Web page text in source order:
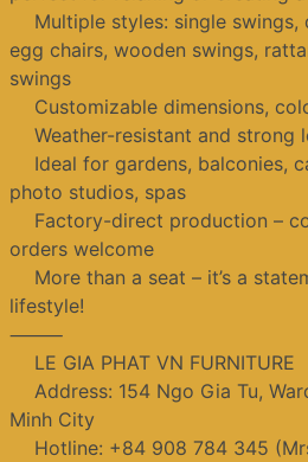
Multiple styles: single swings,
egg chairs, wooden swings,
swings
Customizable dimensions,
Weather-resistant and strong
Ideal for gardens, balconies,
photo studios, spas
Factory-direct production –
orders welcome
More than a seat – it’s a
lifestyle!
⸻
LE GIA PHAT VN FURNITURE
Address: 154 Ngo Gia Tu,
Minh City
Hotline: +84 908 784 345